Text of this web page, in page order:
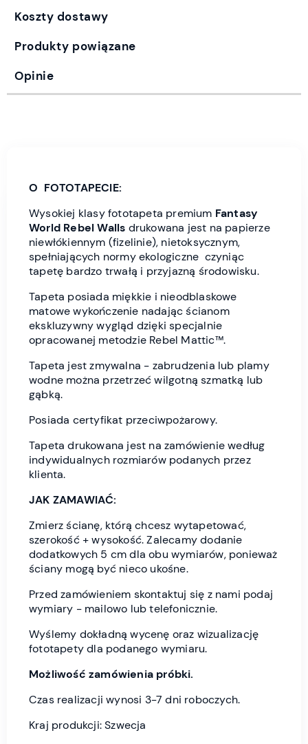
Koszty dostawy
Produkty powiązane
Opinie
O FOTOTAPECIE:
Wysokiej klasy fototapeta premium Fantasy
World Rebel Walls drukowana jest na papierze
niewłókiennym (fizelinie), nietoksycznym,
spełniających normy ekologiczne czyniąc
tapetę bardzo trwałą i przyjazną środowisku.
Tapeta posiada miękkie i nieodblaskowe
matowe wykończenie nadając ścianom
ekskluzywny wygląd dzięki specjalnie
opracowanej metodzie Rebel Mattic™.
Tapeta jest zmywalna - zabrudzenia lub plamy
wodne można przetrzeć wilgotną szmatką lub
gąbką.
Posiada certyfikat przeciwpożarowy.
Tapeta drukowana jest na zamówienie według
indywidualnych rozmiarów podanych przez
klienta.
JAK ZAMAWIAĆ:
Zmierz ścianę, którą chcesz wytapetować,
szerokość + wysokość. Zalecamy dodanie
dodatkowych 5 cm dla obu wymiarów, ponieważ
ściany mogą być nieco ukośne.
Przed zamówieniem skontaktuj się z nami podaj
wymiary - mailowo lub telefonicznie.
Wyślemy dokładną wycenę oraz wizualizację
fototapety dla podanego wymiaru.
Możliwość zamówienia próbki.
Czas realizacji wynosi 3-7 dni roboczych.
Kraj produkcji: Szwecja